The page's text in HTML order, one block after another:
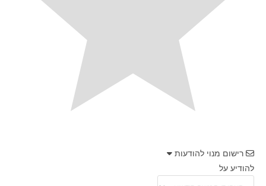
רישום מנוי להודעות
להודיע על